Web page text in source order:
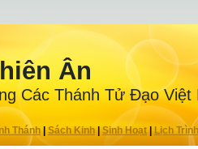
Ân
Các Thánh Tử Ðạo Việt
Thánh Sách Kinh|Sinh Hoạt| Lịch Trình